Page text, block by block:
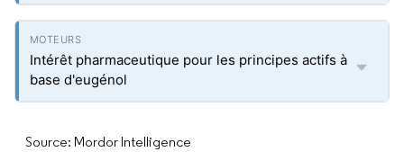
Intérêt pharmaceutique pour les principes actifs à
base d'eugénol
Source: Mordor Intelligence